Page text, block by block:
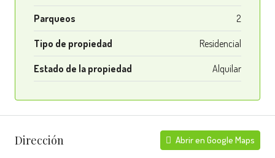
Parqueos 2
Tipo de propiedad Residencial
Estado de la propiedad Alquilar
Dirección Abrir en Google Maps